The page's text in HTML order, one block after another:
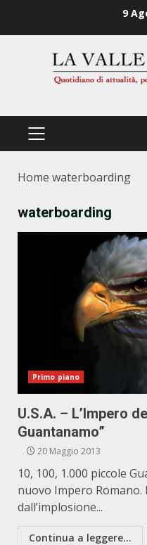
9
PRIMÄRES
Home waterboarding
waterboarding
Primo piano
U.S.A. – L’Impero
Guantanamo”
20 Maggio 2013
10, 100, 1.000 piccole
nuovo Impero
dall’implosione...
Continua a leggere...